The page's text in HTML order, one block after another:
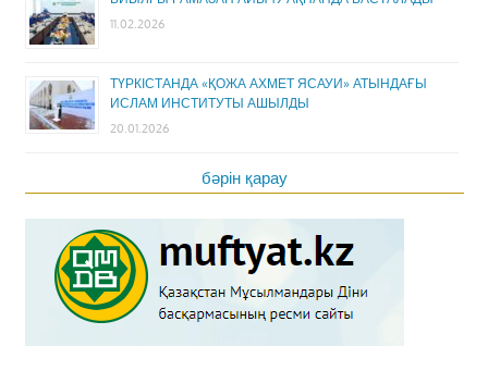
11.02.2026
ТҮРКІСТАНДА «ҚОЖА АХМЕТ ЯСАУИ» АТЫНДАҒЫ
ИСЛАМ ИНСТИТУТЫ АШЫЛДЫ
20.01.2026
бәрін қарау